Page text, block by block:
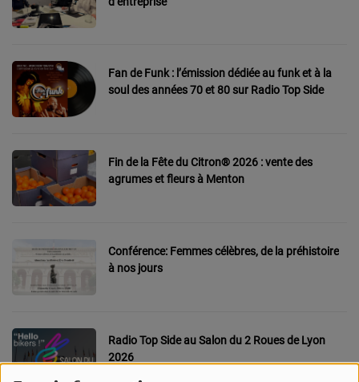
CONTACT
Team Building Radio
CÔTE D'AZUR
EVÉNEMENTS
HIGH-TECH
SPORT
SANTÉ
Fan de Funk : l’émission dédiée au funk et à la
soul des années 70 et 80 sur Radio Top Side
Fin de la Fête du Citron® 2026 : vente des
agrumes et fleurs à Menton
Conférence: Femmes célèbres, de la préhistoire
à nos jours
Radio Top Side au Salon du 2 Roues de Lyon
2026